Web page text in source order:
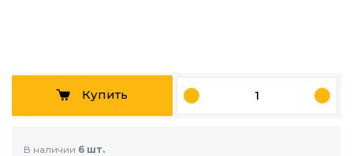
Купить
В наличии 6 шт.